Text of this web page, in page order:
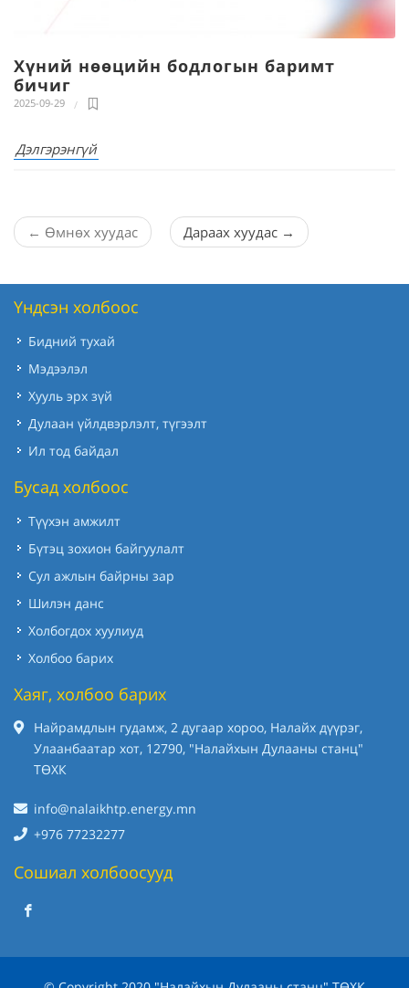
Хүний нөөцийн бодлогын баримт
бичиг
2025-09-29
Дэлгэрэнгүй
← Өмнөх хуудас Дараах хуудас →
Үндсэн холбоос
Бидний тухай
Мэдээлэл
Хууль эрх зүй
Дулаан үйлдвэрлэлт, түгээлт
Ил тод байдал
Бусад холбоос
Түүхэн амжилт
Бүтэц зохион байгуулалт
Сул ажлын байрны зар
Шилэн данс
Холбогдох хуулиуд
Холбоо барих
Хаяг, холбоо барих
Найрамдлын гудамж, 2 дугаар хороо, Налайх дүүрэг,
Улаанбаатар хот, 12790, "Налайхын Дулааны станц"
ТӨХК
info@nalaikhtp.energy.mn
+976 77232277
Сошиал холбоосууд